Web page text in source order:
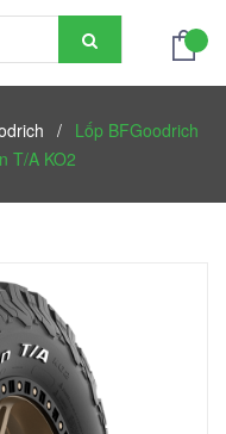
/ Lốp BFGoodrich
T/A KO2